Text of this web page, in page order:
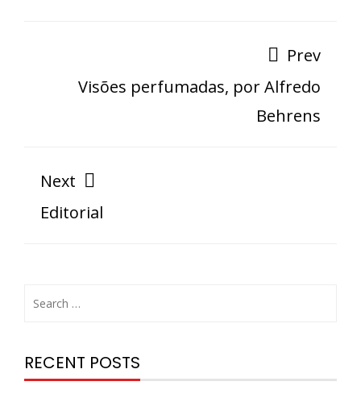
Prev
Visões perfumadas, por Alfredo
Behrens
Next
Editorial
RECENT POSTS